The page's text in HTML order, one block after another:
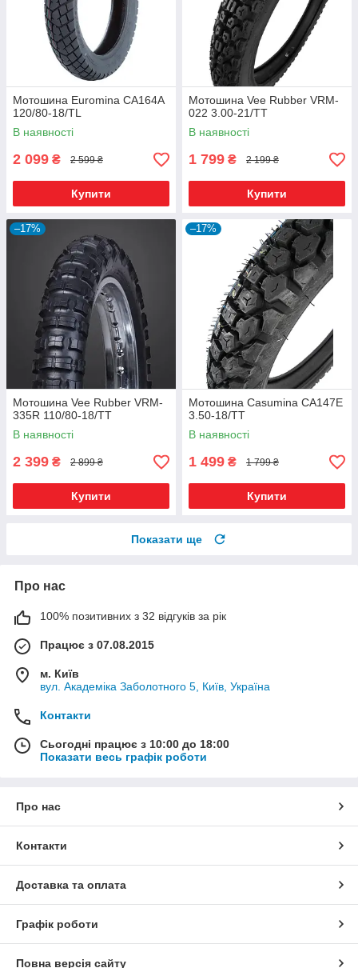
Мотошина Euromina CA164A
120/80-18/TL
В наявності
2 099 ₴ 2 599 ₴
Купити
Мотошина Vee Rubber VRM-
022 3.00-21/TT
В наявності
1 799 ₴ 2 199 ₴
Купити
–17%
Мотошина Vee Rubber VRM-
335R 110/80-18/TT
В наявності
2 399 ₴ 2 899 ₴
Купити
–17%
Мотошина Casumina CA147E
3.50-18/TT
В наявності
1 499 ₴ 1 799 ₴
Купити
Показати ще
Про нас
100% позитивних з 32 відгуків за рік
Працює з 07.08.2015
м. Київ
вул. Академіка Заболотного 5, Київ, Україна
Контакти
Сьогодні працює з 10:00 до 18:00
Показати весь графік роботи
Про нас
Контакти
Доставка та оплата
Графік роботи
Повна версія сайту